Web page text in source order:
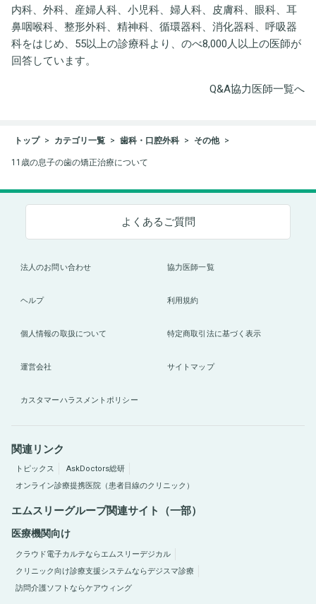
内科、外科、産婦人科、小児科、婦人科、皮膚科、眼科、耳
鼻咽喉科、整形外科、精神科、循環器科、消化器科、呼吸器
科をはじめ、55以上の診療科より、のべ8,000人以上の医師が
回答しています。
Q&A協力医師一覧へ
トップ カテゴリ一覧 歯科・口腔外科 その他
11歳の息子の歯の矯正治療について
よくあるご質問
法人のお問い合わせ 協力医師一覧
ヘルプ 利用規約
個人情報の取扱について 特定商取引法に基づく表示
運営会社 サイトマップ
カスタマーハラスメントポリシー
関連リンク
トピックス
AskDoctors総研
オンライン診療提携医院（患者目線のクリニック）
エムスリーグループ関連サイト（一部）
医療機関向け
クラウド電子カルテならエムスリーデジカル
クリニック向け診療支援システムならデジスマ診療
訪問介護ソフトならケアウィング